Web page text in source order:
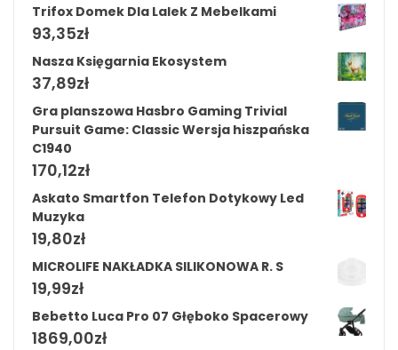
Trifox Domek Dla Lalek Z Mebelkami
93,35zł
Nasza Księgarnia Ekosystem
37,89zł
Gra planszowa Hasbro Gaming Trivial
Pursuit Game: Classic Wersja hiszpańska
C1940
170,12zł
Askato Smartfon Telefon Dotykowy Led
Muzyka
19,80zł
MICROLIFE NAKŁADKA SILIKONOWA R. S
19,99zł
Bebetto Luca Pro 07 Głęboko Spacerowy
1869,00zł